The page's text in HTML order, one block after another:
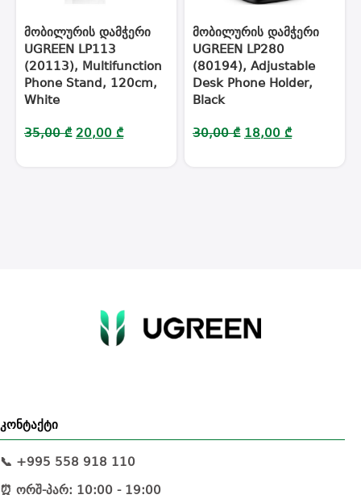
მობილურის დამჭერი
UGREEN LP113
(20113), Multifunction
Phone Stand, 120cm,
White
35,00₾ 20,00 ₾
მობილურის დამჭერი
UGREEN LP280
(80194), Adjustable
Desk Phone Holder,
Black
30,00₾ 18,00 ₾
კონტაქტი
📞 +995 558 918 110
⏰ ორშ-პარ: 10:00 - 19:00